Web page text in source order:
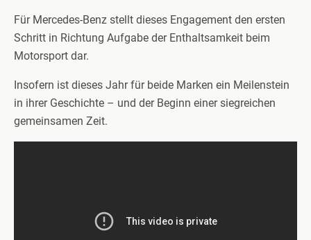
Für Mercedes-Benz stellt dieses Engagement den ersten
Schritt in Richtung Aufgabe der Enthaltsamkeit beim
Motorsport dar.
Insofern ist dieses Jahr für beide Marken ein Meilenstein
in ihrer Geschichte – und der Beginn einer siegreichen
gemeinsamen Zeit.